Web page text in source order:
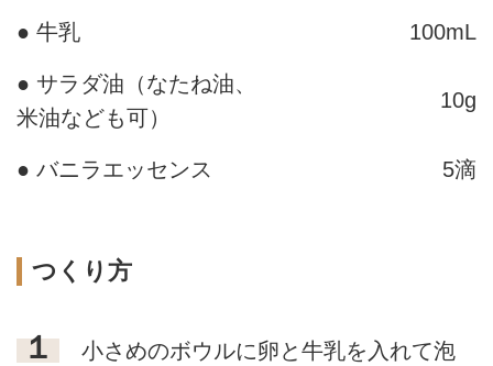
● 牛乳 100mL
● サラダ油（なたね油、
米油なども可）
10g
● バニラエッセンス 5滴
つくり方
１
小さめのボウルに卵と牛乳を入れて泡